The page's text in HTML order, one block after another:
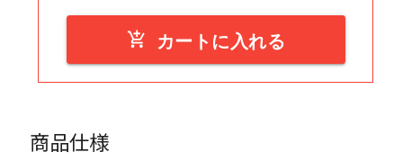
add_shopping_cart カートに入れる
商品仕様